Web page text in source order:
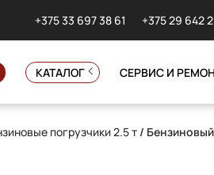
+375 33 697 38 61 +375 29 642
КАТАЛОГ СЕРВИС И
погрузчики 2.5 т / Бензиновый